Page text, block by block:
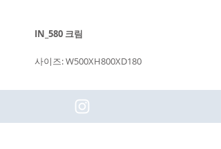
IN_580 크림
사이즈: W500XH800XD180